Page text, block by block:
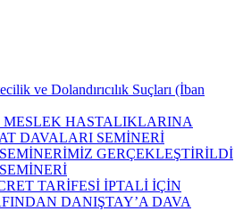
ve Dolandırıcılık Suçları (İban
HASTALIKLARINA
DAVALARI SEMİNERİ
GERÇEKLEŞTİRİLDİ
TARİFESİ İPTALİ İÇİN
DANIŞTAY’A DAVA